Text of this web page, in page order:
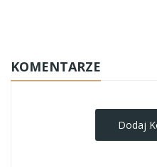
KOMENTARZE
Dodaj